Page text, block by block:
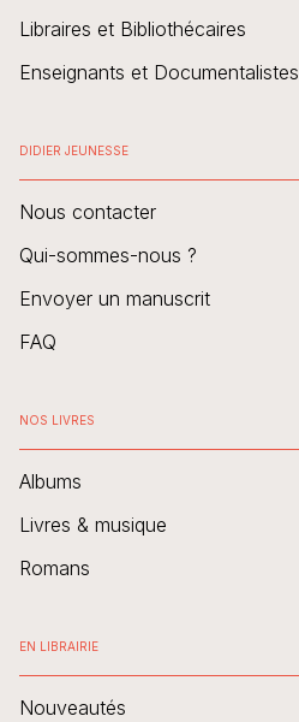
Libraires et Bibliothécaires
Enseignants et Documentalistes
DIDIER JEUNESSE
Nous contacter
Qui-sommes-nous ?
Envoyer un manuscrit
FAQ
NOS LIVRES
Albums
Livres & musique
Romans
EN LIBRAIRIE
Nouveautés